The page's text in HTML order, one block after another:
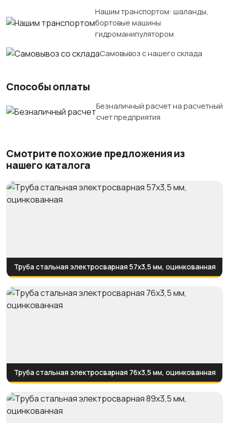
Нашим транспортом: шаланды,
бортовые машины
гидроманипулятором
Самовывоз с нашего склада
Способы оплаты
Безналичный расчет на расчетный
счет предприятия
Смотрите похожие предложения из
нашего каталога
Труба стальная электросварная 57x3,5 мм, оцинкованная
Труба стальная электросварная 76x3,5 мм, оцинкованная